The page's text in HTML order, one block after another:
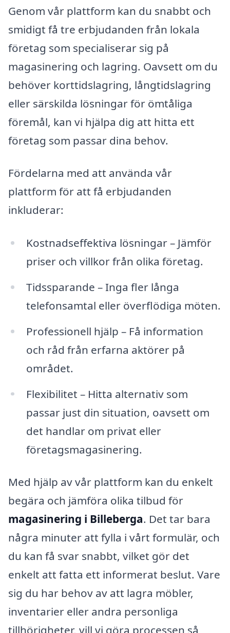
Genom vår plattform kan du snabbt och
smidigt få tre erbjudanden från lokala
företag som specialiserar sig på
magasinering och lagring. Oavsett om du
behöver korttidslagring, långtidslagring
eller särskilda lösningar för ömtåliga
föremål, kan vi hjälpa dig att hitta ett
företag som passar dina behov.
Fördelarna med att använda vår
plattform för att få erbjudanden
inkluderar:
Kostnadseffektiva lösningar – Jämför
priser och villkor från olika företag.
Tidssparande – Inga fler långa
telefonsamtal eller överflödiga möten.
Professionell hjälp – Få information
och råd från erfarna aktörer på
området.
Flexibilitet – Hitta alternativ som
passar just din situation, oavsett om
det handlar om privat eller
företagsmagasinering.
Med hjälp av vår plattform kan du enkelt
begära och jämföra olika tilbud för
magasinering i Billeberga. Det tar bara
några minuter att fylla i vårt formulär, och
du kan få svar snabbt, vilket gör det
enkelt att fatta ett informerat beslut. Vare
sig du har behov av att lagra möbler,
inventarier eller andra personliga
tillhörigheter, vill vi göra processen så